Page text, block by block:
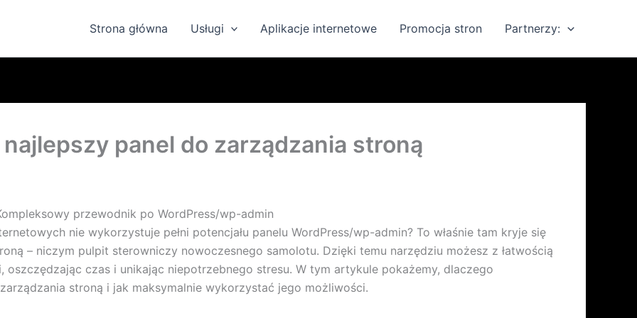
Strona główna Usługi Aplikacje internetowe Promocja stron Partnerzy:
panel do zarządzania stroną
przewodnik po WordPress/wp-admin
nie wykorzystuje pełni potencjału panelu WordPress/wp-admin? To właśnie tam kryje się
– niczym pulpit sterowniczy nowoczesnego samolotu. Dzięki temu narzędziu możesz z łatwością
czas i unikając niepotrzebnego stresu. W tym artykule pokażemy, dlaczego
stroną i jak maksymalnie wykorzystać jego możliwości.